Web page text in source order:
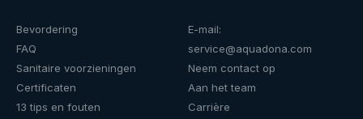
Bevordering
FAQ
Sanitaire voorzieningen
Certificaten
13 tips en fouten
E-mail:
service@aquadona.com
Neem contact op
Aan het team
Carrière